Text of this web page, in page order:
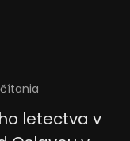
letectva v